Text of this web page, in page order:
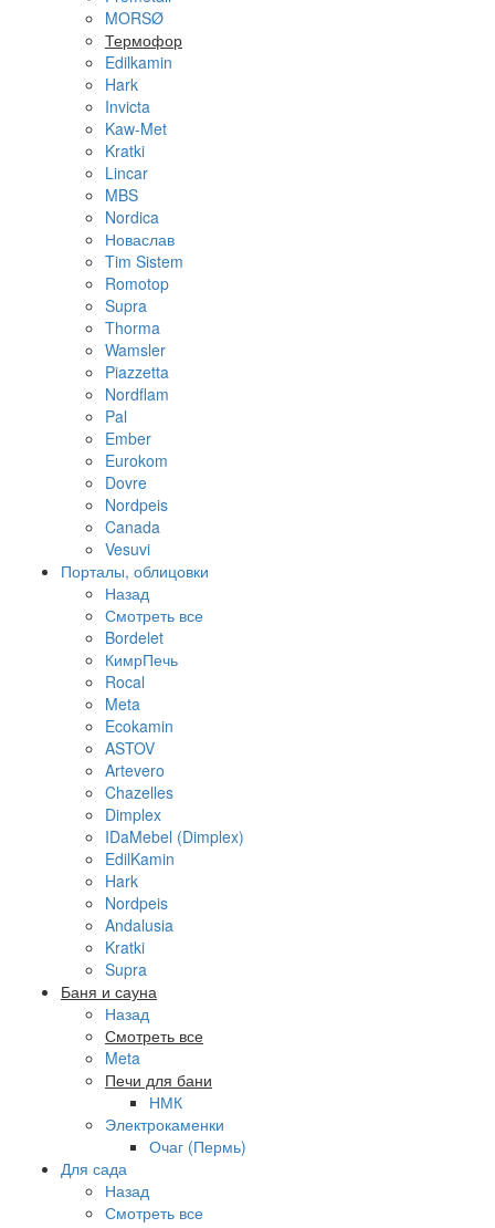
MORSØ
Термофор
Edilkamin
Hark
Invicta
Kaw-Met
Kratki
Lincar
MBS
Nordica
Новаслав
Tim Sistem
Romotop
Supra
Thorma
Wamsler
Piazzetta
Nordflam
Pal
Ember
Eurokom
Dovre
Nordpeis
Canada
Vesuvi
Порталы, облицовки
Назад
Смотреть все
Bordelet
КимрПечь
Rocal
Meta
Ecokamin
ASTOV
Artevero
Chazelles
Dimplex
IDaMebel (Dimplex)
EdilKamin
Hark
Nordpeis
Andalusia
Kratki
Supra
Баня и сауна
Назад
Смотреть все
Meta
Печи для бани
НМК
Электрокаменки
Очаг (Пермь)
Для сада
Назад
Смотреть все